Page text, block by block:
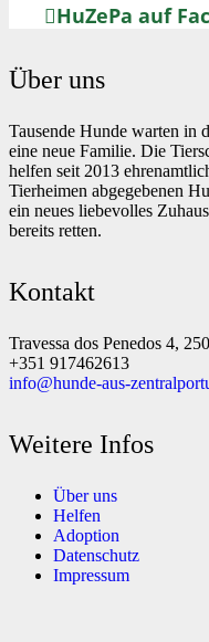
HuZePa auf
Über uns
Tausende Hunde warten in
eine neue Familie. Die
helfen seit 2013
Tierheimen abgegebenen
ein neues liebevolles
bereits retten.
Kontakt
Travessa dos Penedos 4,
+351 917462613
info@hunde-aus-
Weitere Infos
Über uns
Helfen
Adoption
Datenschutz
Impressum